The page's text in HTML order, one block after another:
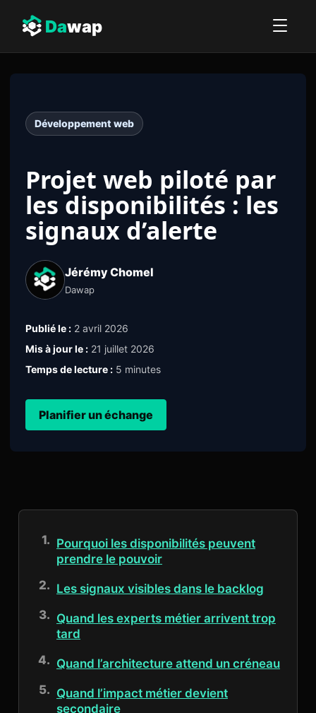
Dawap
Développement web
Projet web piloté par
les disponibilités : les
signaux d’alerte
Jérémy Chomel
Dawap
Publié le : 2 avril 2026
Mis à jour le : 21 juillet 2026
Temps de lecture : 5 minutes
Planifier un échange
Pourquoi les disponibilités peuvent
prendre le pouvoir
Les signaux visibles dans le backlog
Quand les experts métier arrivent trop
tard
Quand l’architecture attend un créneau
Quand l’impact métier devient
secondaire